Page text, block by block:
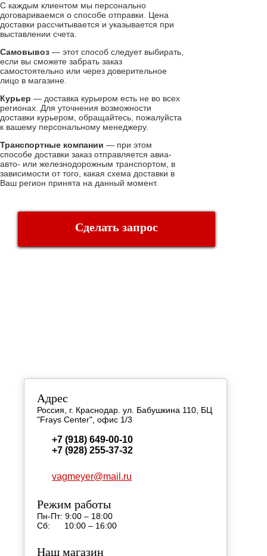
С каждым клиентом мы персонально
договариваемся о способе отправки. Цена
доставки рассчитывается и указывается при
выставлении счета.
Самовывоз — этот способ следует выбирать,
если вы сможете забрать заказ
самостоятельно или через доверительное
лицо в магазине.
Курьер — доставка курьером есть не во всех
регионах. Для уточнения возможности
доставки курьером, обращайтесь, пожалуйста
к вашему персональному менеджеру.
Транспортные компании — при этом
способе доставки заказ отправляется авиа-
авто- или железнодорожным транспортом, в
зависимости от того, какая схема доставки в
Ваш регион принята на данный момент.
Сделать запрос
Адрес
Россия, г. Краснодар. ул. Бабушкина 110, БЦ
"Frays Center", офис 1/3
+7 (918) 649-00-10
+7 (928) 255-37-32
vagmeyer@mail.ru
Режим работы
Пн-Пт: 9:00 – 18:00
Сб: 10:00 – 16:00
Наш магазин